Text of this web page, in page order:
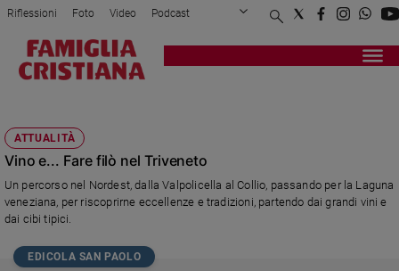
Attualità
Politica
Mondo
Economia
Legalità
giustizia
Riflessioni Foto Video Podcast
Privacy Policy Chi siamo
Registrati Redazione
ATTUALITÀ
Vino e... Fare filò nel Triveneto
Un percorso nel Nordest, dalla Valpolicella al Collio, passando per la Laguna
veneziana, per riscoprirne eccellenze e tradizioni, partendo dai grandi vini e
dai cibi tipici.
EDICOLA SAN PAOLO